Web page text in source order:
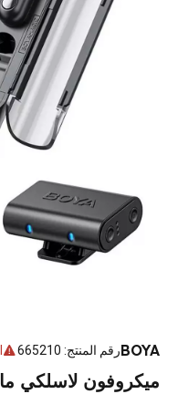
BOYAرقم المنتج:
665210